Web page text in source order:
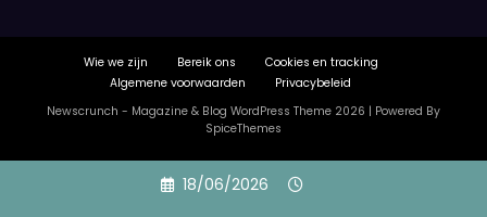
Wie we zijn Bereik ons
Cookies en tracking
Algemene voorwaarden
Privacybeleid
Newscrunch - Magazine & Blog WordPress Theme 2026 | Powered By
SpiceThemes
18/06/2026